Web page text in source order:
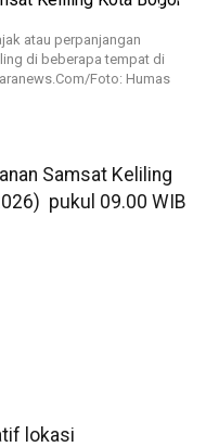
atau perpanjangan
di beberapa tempat di
Foto: Humas
Samsat Keliling
pukul 09.00 WIB
lokasi